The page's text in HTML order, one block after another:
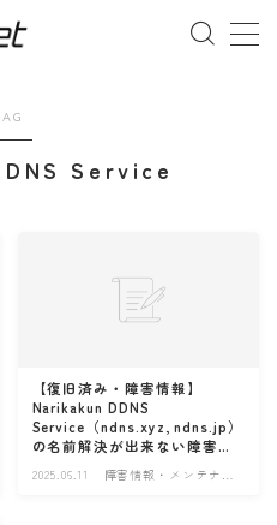
Service
【復旧済み・障害情報】
Narikakun DDNS
Service（ndns.xyz, ndns.jp）
の名前解決が出来ない障害情
2025.06.11
障害情報・メンテナン